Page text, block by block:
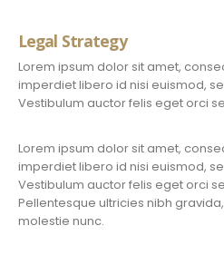
Legal Strategy
Lorem ipsum dolor sit amet,
imperdiet libero id nisi euismod,
Vestibulum auctor felis eget orci
Lorem ipsum dolor sit amet,
imperdiet libero id nisi euismod,
Vestibulum auctor felis eget orci
Pellentesque ultricies nibh
molestie nunc.